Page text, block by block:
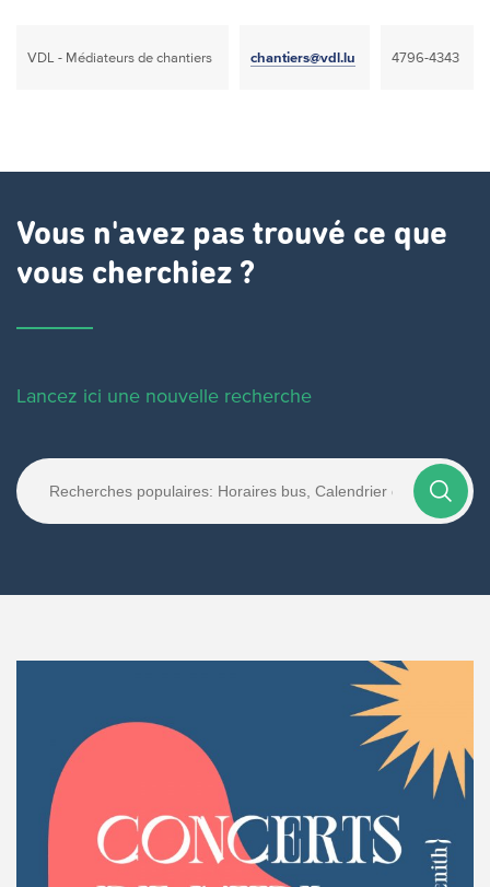
VDL - Médiateurs de chantiers chantiers@vdl.lu 4796-4343
Vous n'avez pas trouvé ce que
vous cherchiez ?
Lancez ici une nouvelle recherche